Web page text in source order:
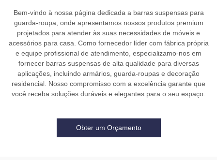
Bem-vindo à nossa página dedicada a barras suspensas para
guarda-roupa, onde apresentamos nossos produtos premium
projetados para atender às suas necessidades de móveis e
acessórios para casa. Como fornecedor líder com fábrica própria
e equipe profissional de atendimento, especializamo-nos em
fornecer barras suspensas de alta qualidade para diversas
aplicações, incluindo armários, guarda-roupas e decoração
residencial. Nosso compromisso com a excelência garante que
você receba soluções duráveis e elegantes para o seu espaço.
Obter um Orçamento